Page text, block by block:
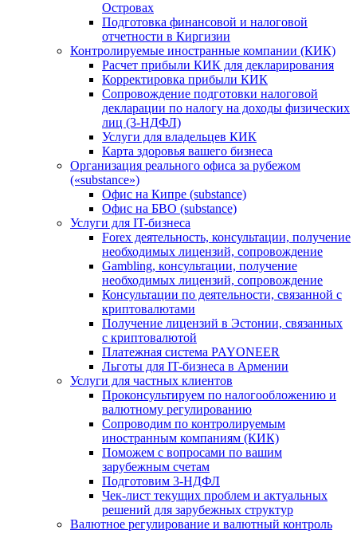
Островах
Подготовка финансовой и налоговой
отчетности в Киргизии
Контролируемые иностранные компании (КИК)
Расчет прибыли КИК для декларирования
Корректировка прибыли КИК
Сопровождение подготовки налоговой
декларации по налогу на доходы физических
лиц (3-НДФЛ)
Услуги для владельцев КИК
Карта здоровья вашего бизнеса
Организация реального офиса за рубежом
(«substance»)
Офис на Кипре (substance)
Офис на БВО (substance)
Услуги для IT-бизнеса
Forex деятельность, консультации, получение
необходимых лицензий, сопровождение
Gambling, консультации, получение
необходимых лицензий, сопровождение
Консультации по деятельности, связанной с
криптовалютами
Получение лицензий в Эстонии, связанных
с криптовалютой
Платежная система PAYONEER
Льготы для IT-бизнеса в Армении
Услуги для частных клиентов
Проконсультируем по налогообложению и
валютному регулированию
Сопроводим по контролируемым
иностранным компаниям (КИК)
Поможем с вопросами по вашим
зарубежным счетам
Подготовим 3-НДФЛ
Чек-лист текущих проблем и актуальных
решений для зарубежных структур
Валютное регулирование и валютный контроль